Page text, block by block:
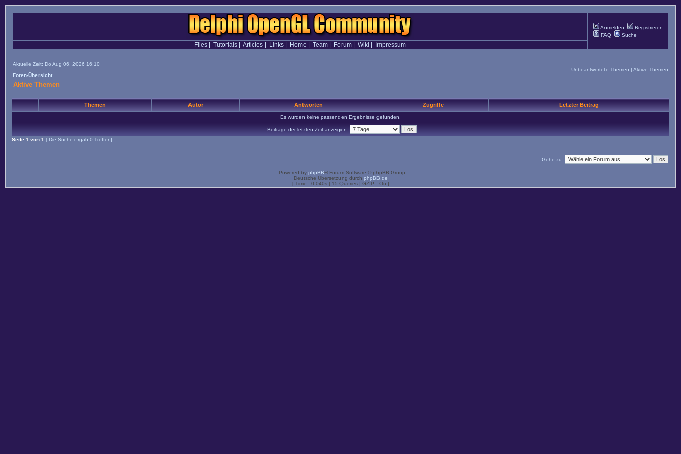
Anmelden
Registrieren
FAQ
Suche
Files| Tutorials| Articles| Links| Home Team| Forum| Wiki Impressum
Aktuelle Zeit: Do Aug 06, 2026 16:10
Foren-Übersicht
Unbeantwortete Themen | Aktive Themen
Aktive Themen
Themen Autor Antworten Zugriffe Letzter Beitrag
Es wurden keine passenden Ergebnisse gefunden.
Beiträge der letzten Zeit anzeigen:
Seite 1 von 1 [ Die Suche ergab 0 Treffer ]
Gehe zu:
Powered by phpBB® Forum Software © phpBB Group
Deutsche Übersetzung durch phpBB.de
[ Time : 0.040s | 15 Queries | GZIP : On ]